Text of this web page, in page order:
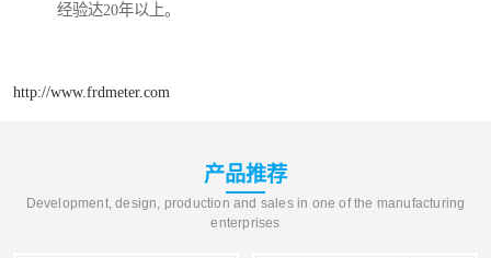
经验达20年以上。
http://www.frdmeter.com
产品推荐
Development, design, production and sales in one of the manufacturing
enterprises